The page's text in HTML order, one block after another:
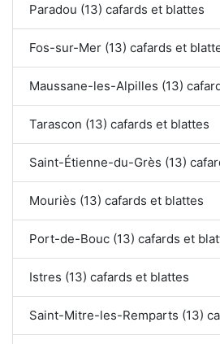
Paradou (13) cafards et blattes
Fos-sur-Mer (13) cafards et
Maussane-les-Alpilles (13)
Tarascon (13) cafards et blattes
Saint-Étienne-du-Grès (13)
Mouriès (13) cafards et blattes
Port-de-Bouc (13) cafards et
Istres (13) cafards et blattes
Saint-Mitre-les-Remparts (13)